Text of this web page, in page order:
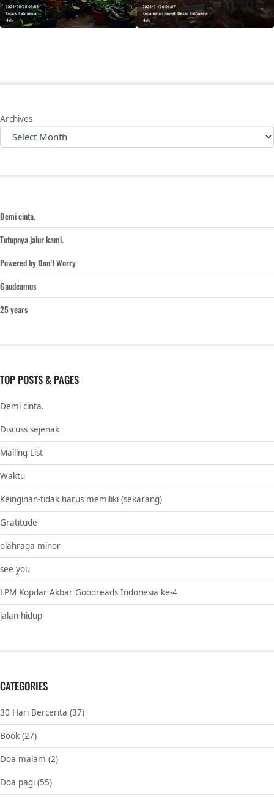
Archives
Demi cinta.
Tutupnya jalur kami.
Powered by Don’t Worry
Gaudeamus
25 years
TOP POSTS & PAGES
Demi cinta.
Discuss sejenak
Mailing List
Waktu
Keinginan-tidak harus memiliki (sekarang)
Gratitude
olahraga minor
see you
LPM Kopdar Akbar Goodreads Indonesia ke-4
jalan hidup
CATEGORIES
30 Hari Bercerita (37)
Book (27)
Doa malam (2)
Doa pagi (55)